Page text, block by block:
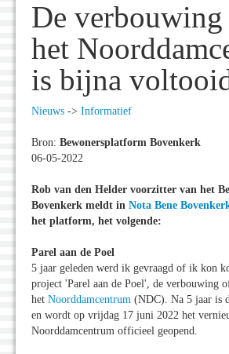
De verbouwing
het
is bijna
Nieuws -> Informatief
Bron: Bewonersplatform Bovenkerk
06-05-2022
Rob van den Helder voorzitter van het
Bovenkerk meldt in Nota Bene
het platform, het volgende:
Parel aan de Poel
5 jaar geleden werd ik gevraagd of ik kon
project 'Parel aan de Poel', de verbouwing
het Noorddamcentrum (NDC). Na 5 jaar is
en wordt op vrijdag 17 juni 2022 het
Noorddamcentrum officieel geopend.